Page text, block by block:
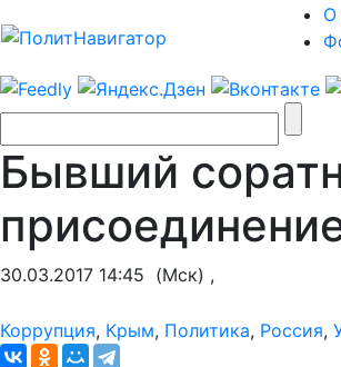
О
Бывший
30.03.2017 14:45 (Мск) ,
Коррупция, Крым, Политика, Россия,